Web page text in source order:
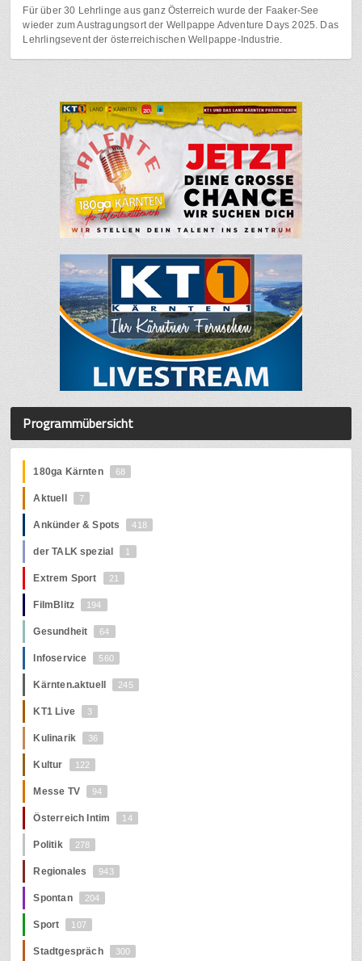
Für über 30 Lehrlinge aus ganz Österreich wurde der Faaker-See
wieder zum Austragungsort der Wellpappe Adventure Days 2025. Das
Lehrlingsevent der österreichischen Wellpappe-Industrie.
Programmübersicht
180ga Kärnten 68
Aktuell 7
Ankünder & Spots 418
der TALK spezial 1
Extrem Sport 21
FilmBlitz 194
Gesundheit 64
Infoservice 560
Kärnten.aktuell 245
KT1 Live 3
Kulinarik 36
Kultur 122
Messe TV 94
Österreich Intim 14
Politik 278
Regionales 943
Spontan 204
Sport 107
Stadtgespräch 300